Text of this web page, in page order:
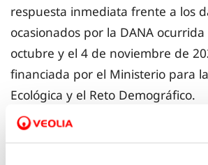
respuesta inmediata frente a los
ocasionados por la DANA
octubre y el 4 de noviembre de
financiada por el Ministerio para
Ecológica y el Reto Demográfico.
En concreto, los trabajos se van